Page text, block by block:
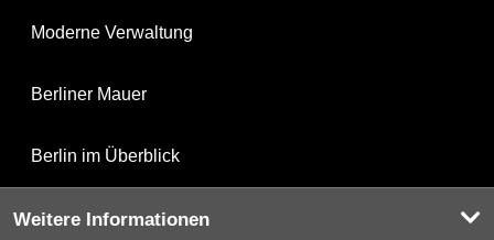
Moderne Verwaltung
Berliner Mauer
Berlin im Überblick
Weitere Informationen